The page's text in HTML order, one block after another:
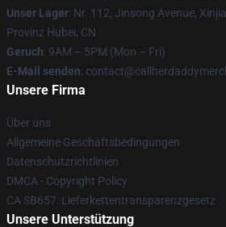
Unser Lager: Nr. 112, Jinsong Avenue,
Provinz Hubei, CN
Geruch: 9AM – 5PM (Mon – Fri)
E-Mail senden:
Unsere Firma
Über uns
Allgemeine Geschäftsbedingungen
Datenschutzrichtlinien
DMCA - Copyright Policy
CA SB657: Lieferkettentransparenzgesetz
Unsere Unterstützung